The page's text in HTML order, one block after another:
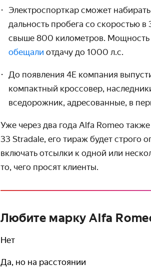
Электроспорткар сможет
дальность пробега со скоростью
свыше 800 километров. Мощность
обещали отдачу до 1000 л.с.
До появления 4E компания
компактный кроссовер,
вседорожник, адресованные, в
Уже через два года Alfa Romeo
33 Stradale, его тираж будет строго
включать отсылки к одной или
то, чего просят клиенты.
Любите марку Alfa
Нет
Да, но на расстоянии